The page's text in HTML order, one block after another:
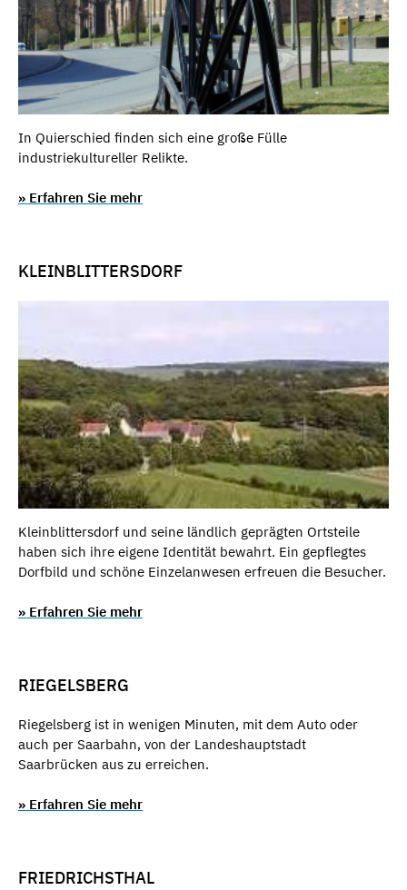
In Quierschied finden sich eine große Fülle
industriekultureller Relikte.
» Erfahren Sie mehr
KLEINBLITTERSDORF
Kleinblittersdorf und seine ländlich geprägten Ortsteile
haben sich ihre eigene Identität bewahrt. Ein gepflegtes
Dorfbild und schöne Einzelanwesen erfreuen die Besucher.
» Erfahren Sie mehr
RIEGELSBERG
Riegelsberg ist in wenigen Minuten, mit dem Auto oder
auch per Saarbahn, von der Landeshauptstadt
Saarbrücken aus zu erreichen.
» Erfahren Sie mehr
FRIEDRICHSTHAL